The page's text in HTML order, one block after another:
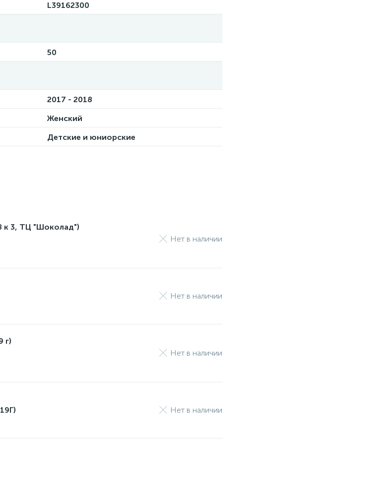
L39162300
50
2017 - 2018
Женский
Детские и юниорские
к 3, ТЦ "Шоколад")
Нет в наличии
Нет в наличии
г)
Нет в наличии
Нет в наличии